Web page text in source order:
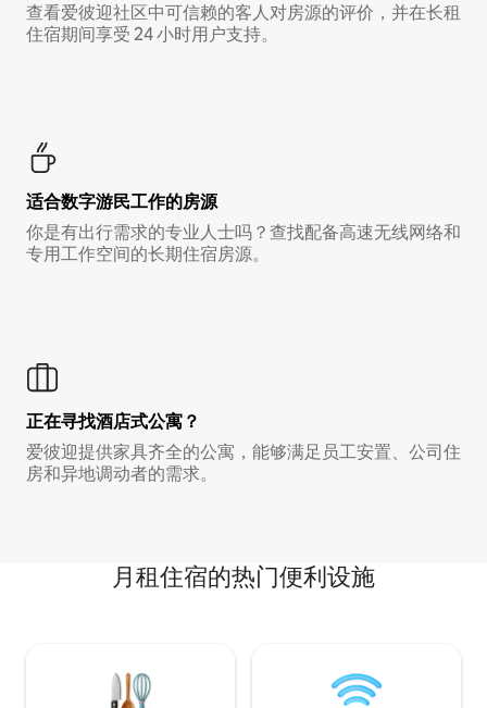
查看爱彼迎社区中可信赖的客人对房源的评价，并在长租
住宿期间享受 24 小时用户支持。
适合数字游民工作的房源
你是有出行需求的专业人士吗？查找配备高速无线网络和
专用工作空间的长期住宿房源。
正在寻找酒店式公寓？
爱彼迎提供家具齐全的公寓，能够满足员工安置、公司住
房和异地调动者的需求。
月租住宿的热门便利设施